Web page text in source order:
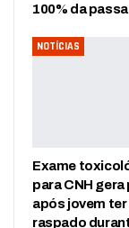
100% da
NOTÍCIAS
Exame
para CNH
após jovem
raspado